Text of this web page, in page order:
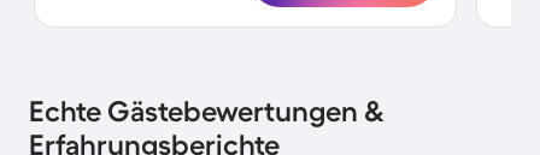
Echte Gästebewertungen &
Erfahrungsberichte